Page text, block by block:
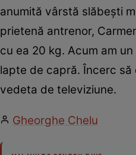
anumită vârstă slăbeşti
prietenă antrenor,
cu ea 20 kg. Acum am
lapte de capră. Încerc să
vedeta de televiziune.
Gheorghe Chelu